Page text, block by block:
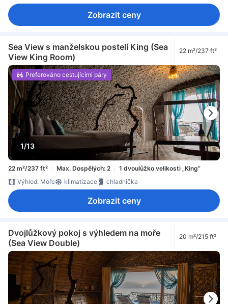
Zobrazit ceny
Sea View s manželskou postelí King (Sea
View King Room)
22 m²/237 ft²
1/13
Preferováno cestujícími páry
22 m²/237 ft² Max. Dospělých: 2
1 dvoulůžko velikosti „King“
Výhled: Moře
klimatizace chladnička
Zobrazit ceny
Dvojlůžkový pokoj s výhledem na moře
(Sea View Double)
20 m²/215 ft²